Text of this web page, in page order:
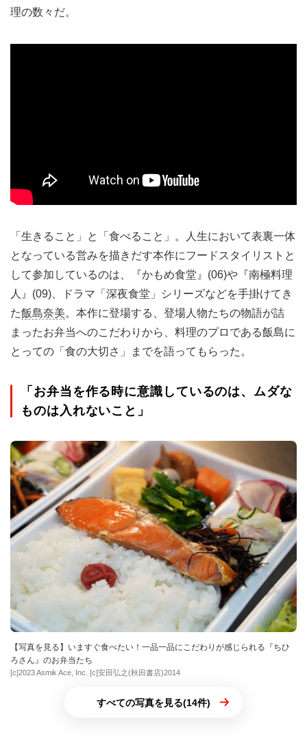
理の数々だ。
「生きること」と「食べること」。人生において表裏一体
となっている営みを描きだす本作にフードスタイリストと
して参加しているのは、『かもめ食堂』(06)や『南極料理
人』(09)、ドラマ「深夜食堂」シリーズなどを手掛けてき
た飯島奈美。本作に登場する、登場人物たちの物語が詰
まったお弁当へのこだわりから、料理のプロである飯島に
とっての「食の大切さ」までを語ってもらった。
「お弁当を作る時に意識しているのは、ムダな
ものは入れないこと」
【写真を見る】いますぐ食べたい！一品一品にこだわりが感じられる『ちひ
ろさん』のお弁当たち
[c]2023 Asmik Ace, Inc. [c]安田弘之(秋田書店)2014
すべての写真を見る(14件)